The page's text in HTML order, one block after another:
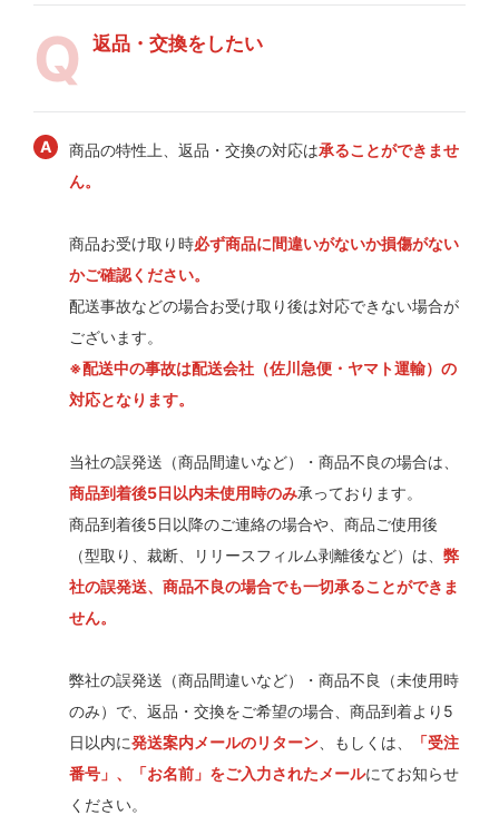
返品・交換をしたい
商品の特性上、返品・交換の対応は承ることができませ
ん。
商品お受け取り時必ず商品に間違いがないか損傷がない
かご確認ください。
配送事故などの場合お受け取り後は対応できない場合が
ございます。
※配送中の事故は配送会社（佐川急便・ヤマト運輸）の
対応となります。
当社の誤発送（商品間違いなど）・商品不良の場合は、
商品到着後5日以内未使用時のみ承っております。
商品到着後5日以降のご連絡の場合や、商品ご使用後
（型取り、裁断、リリースフィルム剥離後など）は、 弊
社の誤発送、商品不良の場合でも一切承ることができま
せん。
弊社の誤発送（商品間違いなど）・商品不良（未使用時
のみ）で、返品・交換をご希望の場合、商品到着より5
日以内に発送案内メールのリターン 、もしくは、
「受注
番号」、「お名前」をご入力されたメールにてお知らせ
ください。